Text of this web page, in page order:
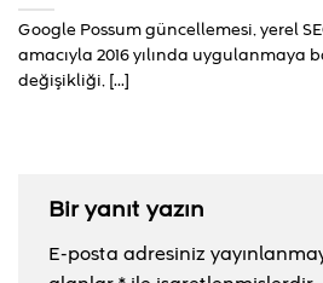
Google Possum güncellemesi, yerel
amacıyla 2016 yılında uygulanmaya
değişikliği, [...]
Bir yanıt yazın
E-posta adresiniz